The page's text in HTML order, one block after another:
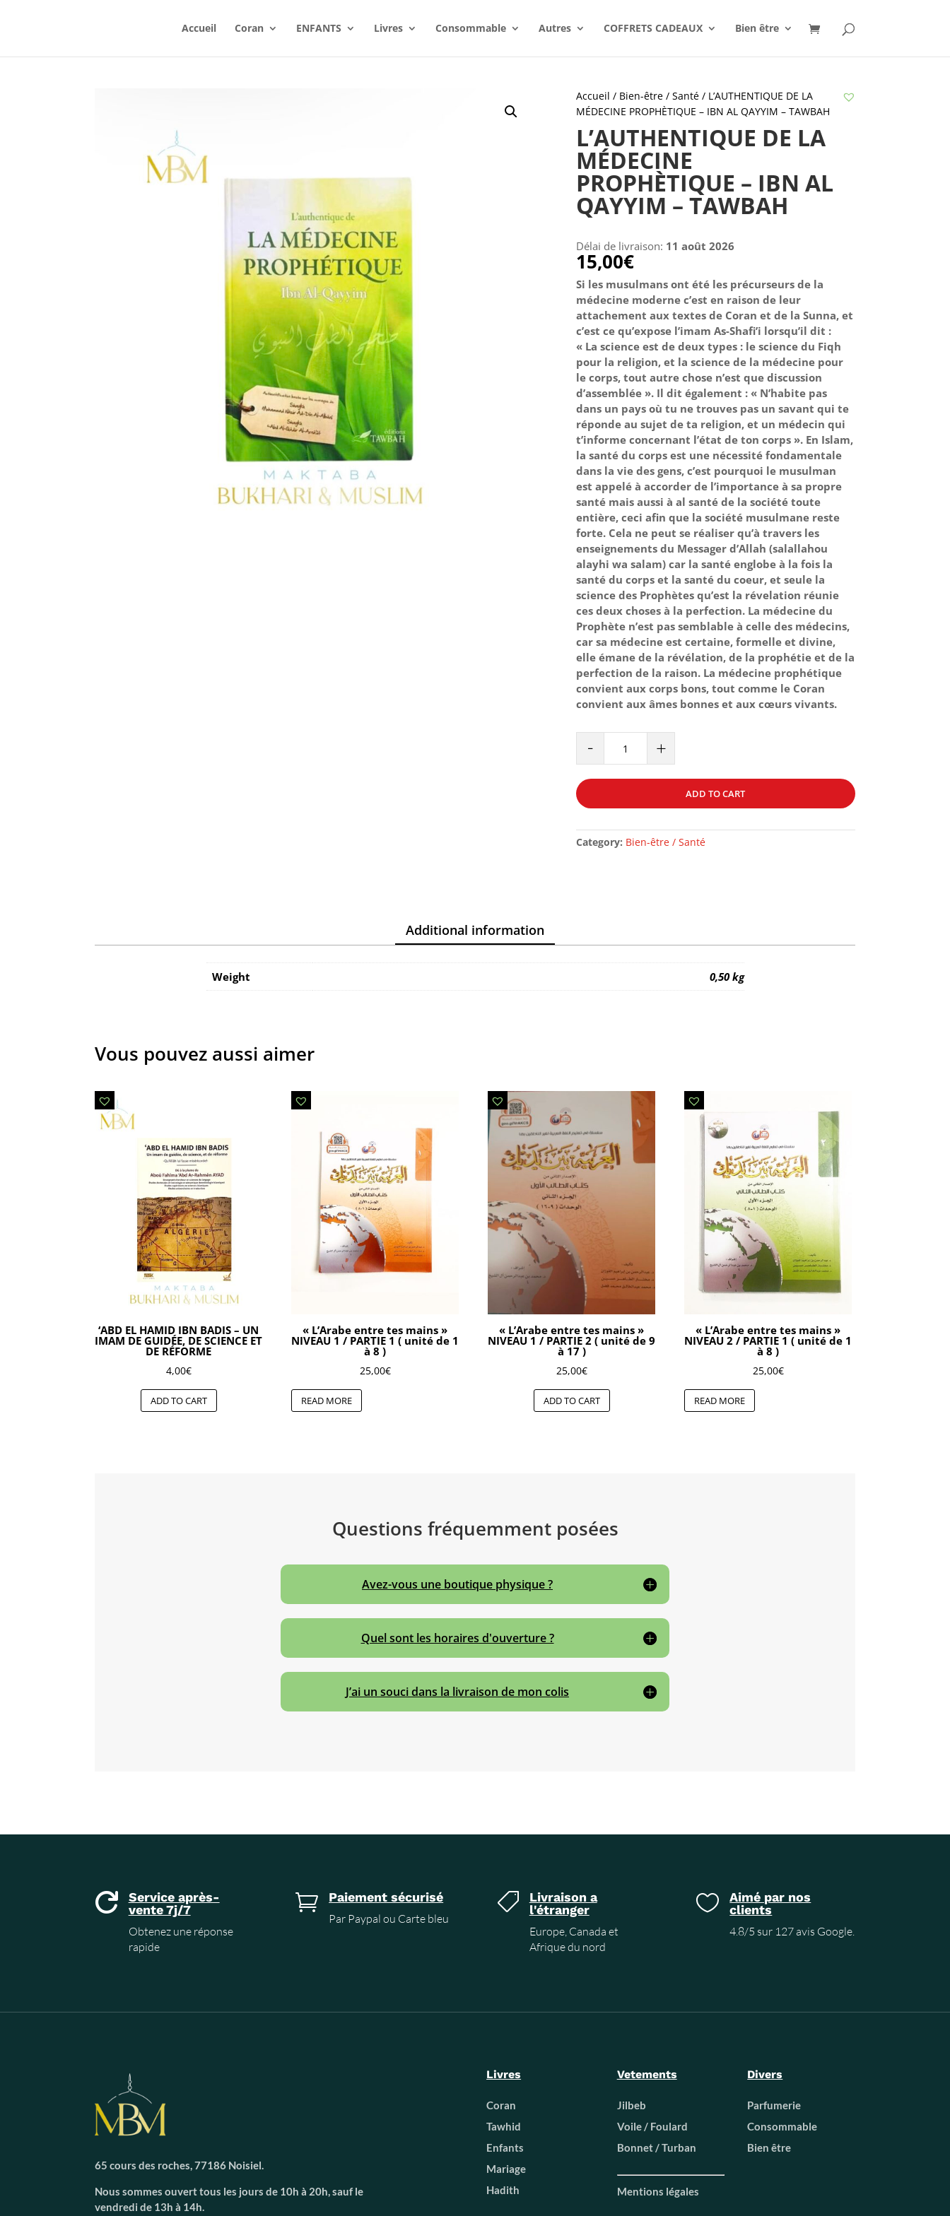
Accueil Coran ENFANTS Livres Consommable Autres COFFRETS CADEAUX Bien être
Accueil / Bien-être / Santé/ L’AUTHENTIQUE DE LA
MÉDECINE PROPHÈTIQUE – IBN AL QAYYIM – TAWBAH
L’AUTHENTIQUE DE LA
MÉDECINE
PROPHÈTIQUE – IBN AL
QAYYIM – TAWBAH
Délai de livraison: 11 août 2026
15,00€
Si les musulmans ont été les précurseurs de la
médecine moderne c’est en raison de leur
attachement aux textes de Coran et de la Sunna, et
c’est ce qu’expose l’imam As-Shafi’i lorsqu’il dit :
« La science est de deux types : le science du Fiqh
pour la religion, et la science de la médecine pour
le corps, tout autre chose n’est que discussion
d’assemblée ». Il dit également : « N’habite pas
dans un pays où tu ne trouves pas un savant qui te
réponde au sujet de ta religion, et un médecin qui
t’informe concernant l’état de ton corps ». En Islam,
la santé du corps est une nécessité fondamentale
dans la vie des gens, c’est pourquoi le musulman
est appelé à accorder de l’importance à sa propre
santé mais aussi à al santé de la société toute
entière, ceci afin que la société musulmane reste
forte. Cela ne peut se réaliser qu’à travers les
enseignements du Messager d’Allah (salallahou
alayhi wa salam) car la santé englobe à la fois la
santé du corps et la santé du coeur, et seule la
science des Prophètes qu’est la révelation réunie
ces deux choses à la perfection. La médecine du
Prophète n’est pas semblable à celle des médecins,
car sa médecine est certaine, formelle et divine,
elle émane de la révélation, de la prophétie et de la
perfection de la raison. La médecine prophétique
convient aux corps bons, tout comme le Coran
convient aux âmes bonnes et aux cœurs vivants.
-
MÉDECINE
PROPHÈTIQUE
IBN
AL
+
ADD TO CART
Category: Bien-être / Santé
Additional information
Weight 0,50 kg
Vous pouvez aussi aimer
‘ABD EL HAMID IBN BADIS – UN
IMAM DE GUIDÉE, DE SCIENCE ET
DE RÉFORME
4,00€
ADD TO CART
« L’Arabe entre tes mains »
NIVEAU 1 / PARTIE 1 ( unité de 1
à 8 )
25,00€
READ MORE
« L’Arabe entre tes mains »
NIVEAU 1 / PARTIE 2 ( unité de 9
à 17 )
25,00€
ADD TO CART
« L’Arabe entre tes mains »
NIVEAU 2 / PARTIE 1 ( unité de 1
à 8 )
25,00€
READ MORE
Questions fréquemment posées
Avez-vous une boutique physique ?
Quel sont les horaires d'ouverture ?
J’ai un souci dans la livraison de mon colis

Service après-
vente 7j/7
Obtenez une réponse
rapide
 Paiement sécurisé
Par Paypal ou Carte bleu

Livraison a
l'étranger
Europe, Canada et
Afrique du nord

Aimé par nos
clients
4.8/5 sur 127 avis Google.
65 cours des roches, 77186 Noisiel.
Nous sommes ouvert tous les jours de 10h à 20h, sauf le
vendredi de 13h à 14h.
Livres
Coran
Tawhid
Enfants
Mariage
Hadith
Vetements
Jilbeb
Voile / Foulard
Bonnet / Turban
Mentions légales
Divers
Parfumerie
Consommable
Bien être